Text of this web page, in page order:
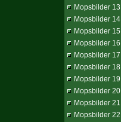
Mopsbilder 13
Mopsbilder 14
Mopsbilder 15
Mopsbilder 16
Mopsbilder 17
Mopsbilder 18
Mopsbilder 19
Mopsbilder 20
Mopsbilder 21
Mopsbilder 22